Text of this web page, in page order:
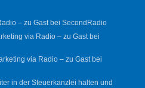
– zu Gast bei SecondRadio
via Radio – zu Gast bei
via Radio – zu Gast bei
in der Steuerkanzlei halten und